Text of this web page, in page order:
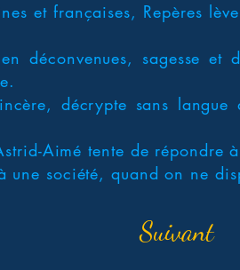
et françaises, Repères
déconvenues, sagesse et
décrypte sans langue
Aimé tente de répondre
une société, quand on ne
Suivant